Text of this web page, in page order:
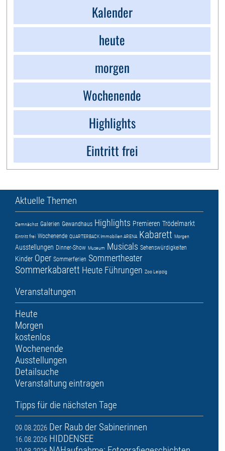
Kalender
heute
morgen
Wochenende
Highlights
Eintritt frei
Aktuelle Themen
Demnächst Galerien Gewandhaus Highlights Premieren Trödelmarkt
Eintritt frei Wochenende QUARTERBACK Immobilien ARENA Kabarett Morgen
Ausstellungen Dinner-Show Museum Musicals Sehenswürdigkeiten
Kinder Oper Sommerferien Sommertheater
Sommerkabarett Heute Führungen Zoo Leipzig
Veranstaltungen
Heute
Morgen
kostenlos
Wochenende
Ausstellungen
Detailsuche
Veranstaltung eintragen
Tipps für die nächsten Tage
09.08.2026 Der Raub der Sabinerinnen
16.08.2026 HIDDENSEE